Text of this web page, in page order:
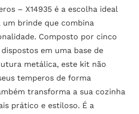
– X14935 é a escolha ideal
um brinde que combina
Composto por cinco
em uma base de
metálica, este kit não
temperos de forma
transforma a sua cozinha
prático e estiloso. É a